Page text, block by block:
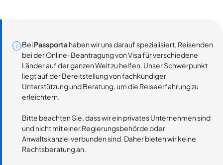
BeiPassportahaben wir uns darauf spezialisiert, Reisenden
bei der Online-Beantragung von Visa für verschiedene
Länder auf der ganzen Welt zu helfen. Unser Schwerpunkt
liegt auf der Bereitstellung von fachkundiger
Unterstützung und Beratung, um die Reiseerfahrung zu
erleichtern.
Bitte beachten Sie, dass wir ein privates Unternehmen sind
und nicht mit einer Regierungsbehörde oder
Anwaltskanzlei verbunden sind. Daher bieten wir keine
Rechtsberatung an.